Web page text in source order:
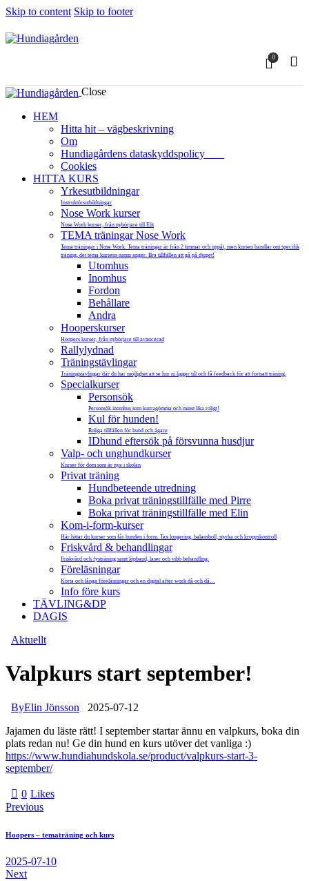
Skip to content Skip to footer
0
Close
HEM
Hitta hit – vägbeskrivning
Om
Hundiagårdens dataskyddspolicy
Cookies
HITTA KURS
Yrkesutbildningar
Instruktörsutbildningar
Nose Work kurser
Nose Work kurser, från nybörjare till Elit
TEMA träningar Nose Work
Tema träningar i Nose Work. Tema träningar är från 2 timmar och uppåt, men kursen handlar om specifik
träning, det tema kursens namn anger. Bra tillfällen att gå på djupet!
Utomhus
Inomhus
Fordon
Behållare
Andra
Hooperskurser
Hoopers kurser, från nybörjare till avancerad
Rallylydnad
Träningstävlingar
Träningstävlingar där du har möjlighet att se hur ni ligger till och få feedback för att fortsatt träning.
Specialkurser
Personsök
Personsök inomhus som kurragömma och minst lika roligt!
Kul för hunden!
Roliga tillfällen för hund och ägare
IDhund eftersök på försvunna husdjur
Valp- och unghundkurser
Kurser för dom som är nya i skolan
Privat träning
Hundbeteende utredning
Boka privat träningstillfälle med Pirre
Boka privat träningstillfälle med Elin
Kom-i-form-kurser
Här hittar du kurser som får hunden i form. Tex longering, balansboll, styrka och kroppskontroll
Friskvård & behandlingar
Friskvård och fysträning samt löpband, laser och vibb behandling.
Föreläsningar
Korta och långa föreläsningar och en digital after work då och då…
Info före kurs
TÄVLING&DP
DAGIS
Aktuellt
Valpkurs start september!
ByElin Jönsson
2025-07-12
Jajamen du läste rätt! I september startar ännu en valpkurs, boka din
plats redan nu! Ge din hund en kurs utöver det vanliga :)
https://www.hundiahundskola.se/product/valpkurs-start-3-
september/
0 Likes
Previous
Hoopers – tematräning och kurs
2025-07-10
Next